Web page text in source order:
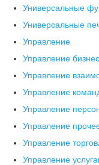
Универсальные
Универсальные
Управление
Управление
Управление
Управление
Управление
Управление
Управление
Управление